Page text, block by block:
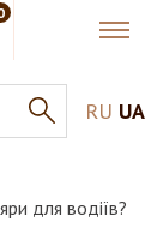
RU UA
для водіїв?